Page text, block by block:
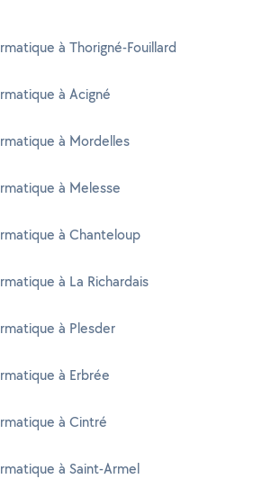
à Thorigné-Fouillard
à Acigné
à Mordelles
à Melesse
à Chanteloup
à La Richardais
à Plesder
à Erbrée
à Cintré
à Saint-Armel